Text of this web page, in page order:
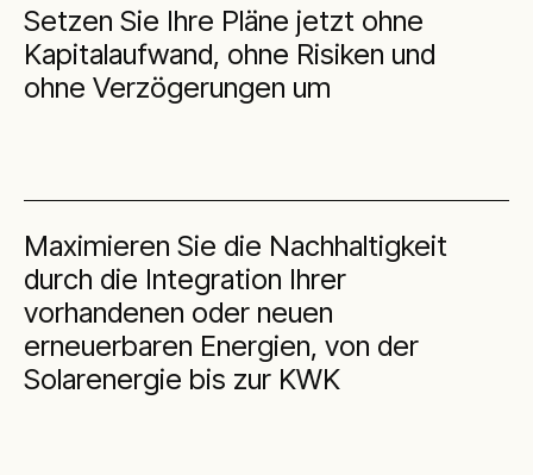
Setzen Sie Ihre Pläne jetzt ohne
Kapitalaufwand, ohne Risiken und
ohne Verzögerungen um
Maximieren Sie die Nachhaltigkeit
durch die Integration Ihrer
vorhandenen oder neuen
erneuerbaren Energien, von der
Solarenergie bis zur KWK